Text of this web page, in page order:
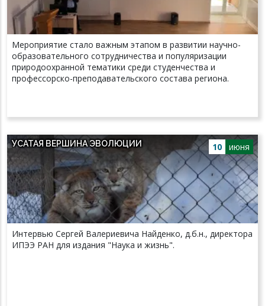
Мероприятие стало важным этапом в развитии научно-
образовательного сотрудничества и популяризации
природоохранной тематики среди студенчества и
профессорско-преподавательского состава региона.
10 июня
УСАТАЯ ВЕРШИНА ЭВОЛЮЦИИ
Интервью Сергей Валериевича Найденко, д.б.н., директора
ИПЭЭ РАН для издания "Наука и жизнь".